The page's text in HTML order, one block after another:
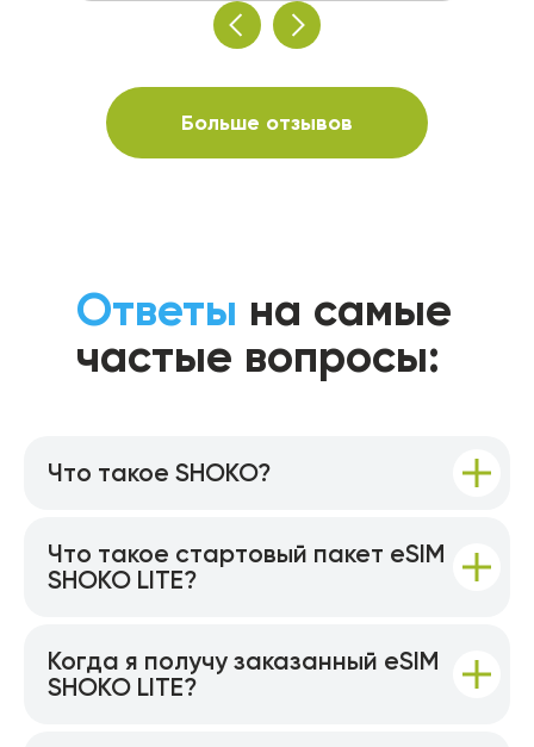
Больше отзывов
Ответы на самые
частые вопросы:
Что такое SHOKO?
Что такое стартовый пакет eSIM
SHOKO LITE?
Когда я получу заказанный eSIM
SHOKO LITE?